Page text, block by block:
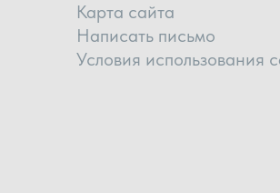
Карта сайта
Написать письмо
Условия использования